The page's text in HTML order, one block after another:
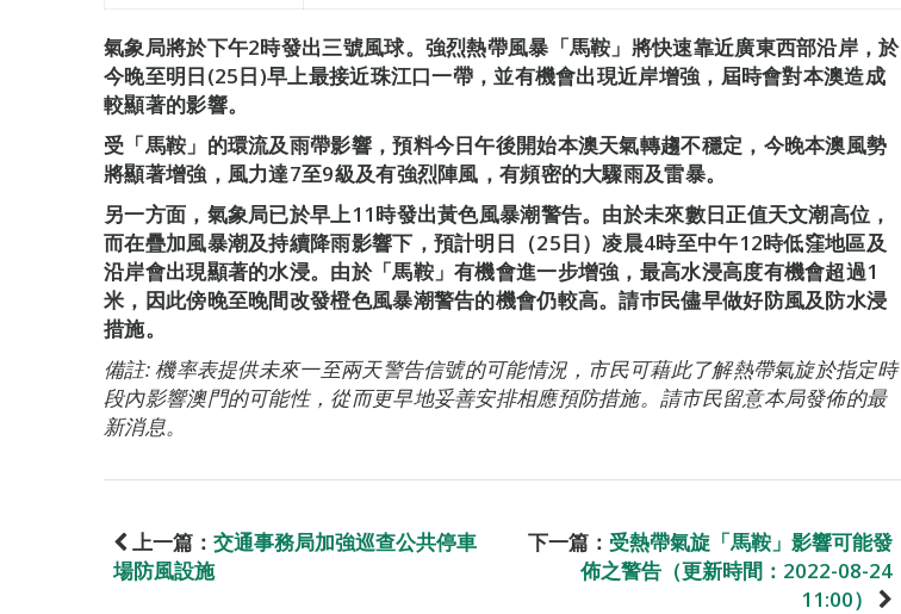
氣象局將於下午2時發出三號風球。強烈熱帶風暴「馬鞍」將快速靠近廣東西部沿岸，於
今晚至明日(25日)早上最接近珠江口一帶，並有機會出現近岸增強，屆時會對本澳造成
較顯著的影響。
受「馬鞍」的環流及雨帶影響，預料今日午後開始本澳天氣轉趨不穩定，今晚本澳風勢
將顯著增強，風力達7至9級及有強烈陣風，有頻密的大驟雨及雷暴。
另一方面，氣象局已於早上11時發出黃色風暴潮警告。由於未來數日正值天文潮高位，
而在疊加風暴潮及持續降雨影響下，預計明日（25日）凌晨4時至中午12時低窪地區及
沿岸會出現顯著的水浸。由於「馬鞍」有機會進一步增強，最高水浸高度有機會超過1
米，因此傍晚至晚間改發橙色風暴潮警告的機會仍較高。請巿民儘早做好防風及防水浸
措施。
備註: 機率表提供未來一至兩天警告信號的可能情況，市民可藉此了解熱帶氣旋於指定時
段內影響澳門的可能性，從而更早地妥善安排相應預防措施。請市民留意本局發佈的最
新消息。
上一篇： 交通事務局加強巡查公共停車
場防風設施
下一篇： 受熱帶氣旋「馬鞍」影響可能發
佈之警告（更新時間：2022-08-24
11:00）